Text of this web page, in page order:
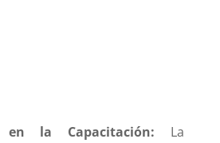
en la Capacitación: La